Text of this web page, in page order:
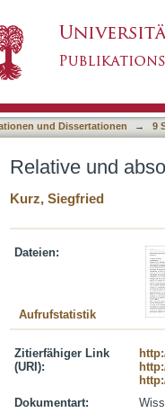
und Dissertationen → 9
Relative und
Kurz, Siegfried
Dateien:
Aufrufstatistik
Zitierfähiger Link
(URI):
Dokumentart: